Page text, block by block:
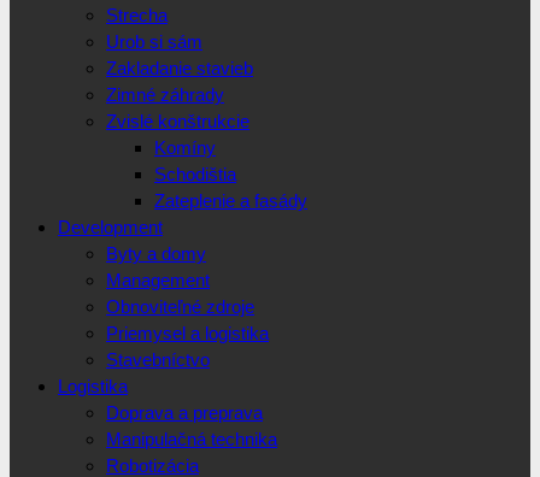
Strecha
Urob si sám
Zakladanie stavieb
Zimné záhrady
Zvislé konštrukcie
Komíny
Schodištia
Zateplenie a fasády
Development
Byty a domy
Management
Obnoviteľné zdroje
Priemysel a logistika
Stavebníctvo
Logistika
Doprava a preprava
Manipulačná technika
Robotizácia